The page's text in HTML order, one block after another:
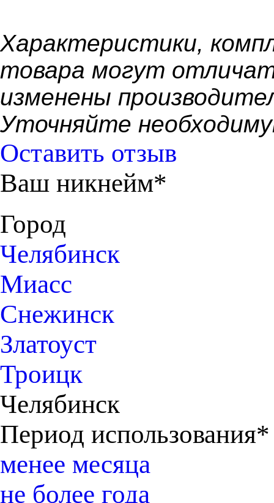
Xарактеристики,
товара могут
изменены
Уточняйте
Оставить отзыв
Ваш никнейм*
Город
Челябинск
Миасс
Снежинск
Златоуст
Троицк
Челябинск
Период использования*
менее месяца
не более года